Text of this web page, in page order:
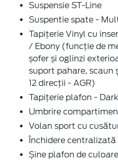
Suspensie ST-Line
Suspentie spate -
Tapițerie Vinyl cu
/ Ebony (funcție de
șofer și oglinzi
suport pahare, scaun
12 direcții - AGR)
Tapițerie plafon -
Umbrire
Volan sport cu
Închidere
Șine plafon de